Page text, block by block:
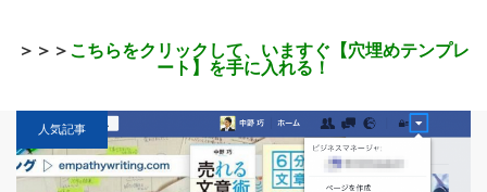
＞＞＞ こちらをクリックして、いますぐ【穴埋めテンプレ
ート】を手に入れる！
人気記事